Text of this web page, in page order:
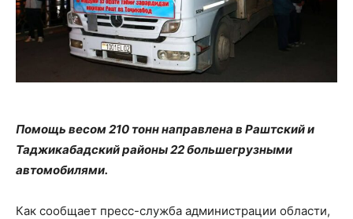
Помощь весом 210 тонн направлена в Раштский и
Таджикабадский районы 22 большегрузными
автомобилями.
Как сообщает пресс-служба администрации области,